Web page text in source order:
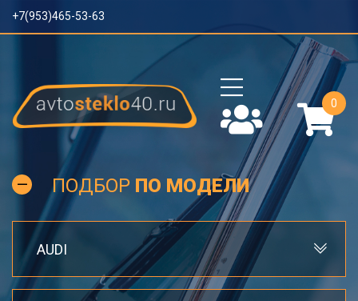
+7(953)465-53-63
0
ПОДБОР ПО МОДЕЛИ
AUDI